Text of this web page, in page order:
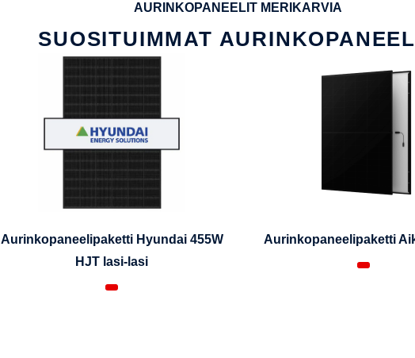
AURINKOPANEELIT MERIKARVIA
SUOSITUIMMAT
Aurinkopaneelipaketti Hyundai 455W
HJT lasi-lasi
Aurinkopaneelipaketti